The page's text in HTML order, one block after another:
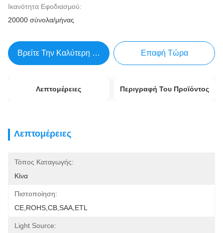
Ικανότητα Εφοδιασμού:
20000 σύνολα/μήνας
Βρείτε Την Καλύτερη Τιμή Επαφή Τώρα
Λεπτομέρειες Περιγραφή Του Προϊόντος
Λεπτομέρειες
Τόπος Καταγωγής:
Κίνα
Πιστοποίηση:
CE,ROHS,CB,SAA,ETL
Light Source: